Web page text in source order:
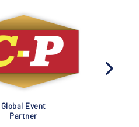
Global Event
Partner